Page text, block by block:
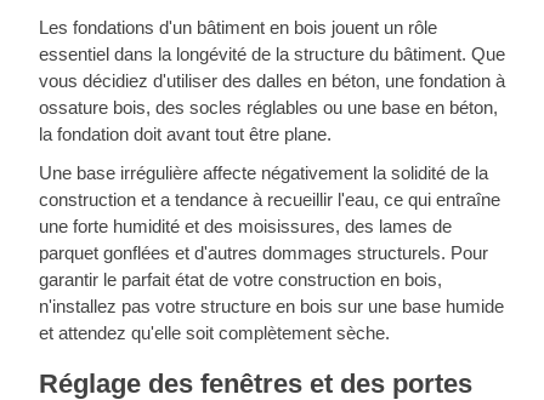
Les fondations d'un bâtiment en bois jouent un rôle
essentiel dans la longévité de la structure du bâtiment. Que
vous décidiez d'utiliser des dalles en béton, une fondation à
ossature bois, des socles réglables ou une base en béton,
la fondation doit avant tout être plane.
Une base irrégulière affecte négativement la solidité de la
construction et a tendance à recueillir l'eau, ce qui entraîne
une forte humidité et des moisissures, des lames de
parquet gonflées et d'autres dommages structurels. Pour
garantir le parfait état de votre construction en bois,
n'installez pas votre structure en bois sur une base humide
et attendez qu'elle soit complètement sèche.
Réglage des fenêtres et des portes